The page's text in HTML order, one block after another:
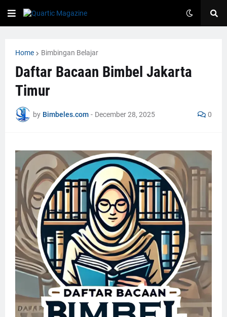
Home Bimbingan Belajar
Daftar Bacaan Bimbel Jakarta
Timur
by Bimbeles.com - December 28, 2025 0